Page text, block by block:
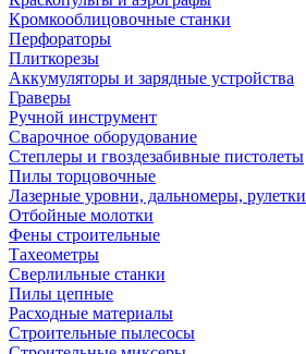
Кромкооблицовочные станки
Перфораторы
Плиткорезы
Аккумуляторы и зарядные устройства
Граверы
Ручной инструмент
Сварочное оборудование
Степлеры и гвоздезабивные пистолеты
Пилы торцовочные
Лазерные уровни, дальномеры, рулетки
Отбойные молотки
Фены строительные
Тахеометры
Сверлильные станки
Пилы цепные
Расходные материалы
Строительные пылесосы